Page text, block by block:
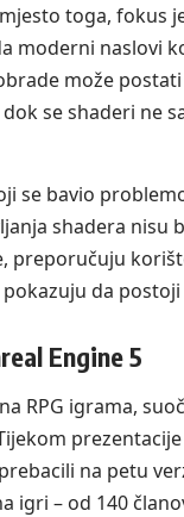
toga, fokus
moderni naslovi
može
se shaderi ne
se bavio
shadera nisu
preporučuju
da
Engine 5
RPG igrama,
na petu
– od 140